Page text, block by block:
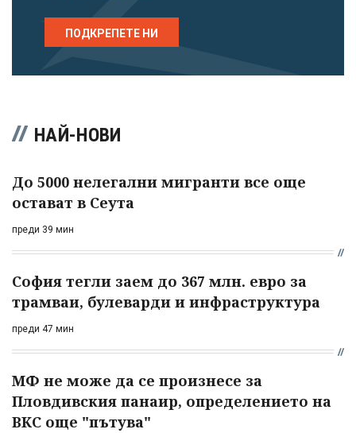
ПОДКРЕПЕТЕ НИ
НАЙ-НОВИ
До 5000 нелегални мигранти все още
остават в Сеута
преди 39 мин
София тегли заем до 367 млн. евро за
трамваи, булеварди и инфраструктура
преди 47 мин
МФ не може да се произнесе за
Пловдивския панаир, определението на
ВКС още "пътува"